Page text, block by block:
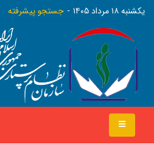
يکشنبه ١٨ مرداد ١٤٠٥ جستجو پیشرفته